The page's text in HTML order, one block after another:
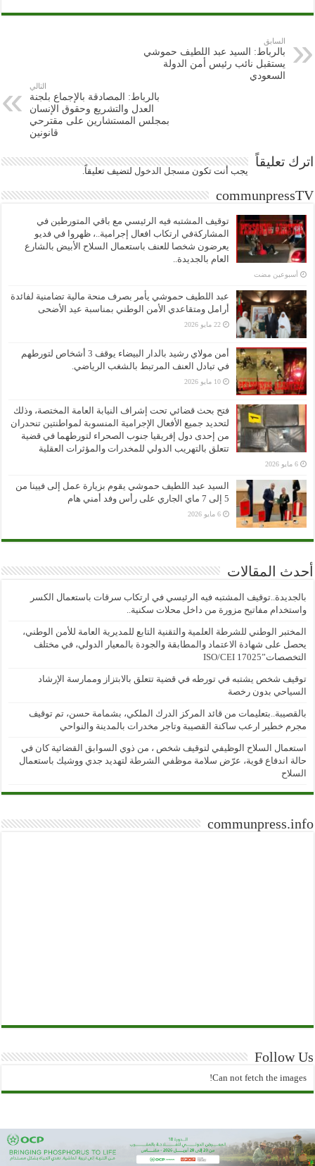
السابق
بالرباط: السيد عبد اللطيف حموشي
يستقبل نائب رئيس أمن الدولة
السعودي
التالي
بالرباط: المصادقة بالإجماع بلجنة
العدل والتشريع وحقوق الإنسان
بمجلس المستشارين على مقترحي
قانونين
اترك تعليقاً
يجب أنت تكون مسجل الدخول لتضيف تعليقاً.
communpressTV
توقيف المشتبه فيه الرئيسي مع باقي المتورطين في
المشاركةفي ارتكاب افعال إجرامية..، ظهروا في فديو
يعرضون شخصا للعنف باستعمال السلاح الأبيض بالشارع
العام بالجديدة..
‏أسبوعين مضت
عبد اللطيف حموشي يأمر بصرف منحة مالية تضامنية لفائدة
أرامل ومتقاعدي الأمن الوطني بمناسبة عيد الأضحى
22 مايو 2026
أمن مولاي رشيد بالدار البيضاء يوقف 3 أشخاص لتورطهم
في تبادل العنف المرتبط بالشغب الرياضي.
10 مايو 2026
فتح بحث قضائي تحت إشراف النيابة العامة المختصة، وذلك
لتحديد جميع الأفعال الإجرامية المنسوبة لمواطنتين تنحدران
من إحدى دول إفريقيا جنوب الصحراء لتورطهما في قضية
تتعلق بالتهريب الدولي للمخدرات والمؤثرات العقلية
6 مايو 2026
السيد عبد اللطيف حموشي يقوم بزيارة عمل إلى فيينا من
5 إلى 7 ماي الجاري على رأس وفد أمني هام
6 مايو 2026
أحدث المقالات
بالجديدة..توقيف المشتبه فيه الرئيسي في ارتكاب سرقات باستعمال الكسر
واستخدام مفاتيح مزورة من داخل محلات سكنية..
المختبر الوطني للشرطة العلمية والتقنية التابع للمديرية العامة للأمن الوطني،
يحصل على شهادة الاعتماد والمطابقة والجودة بالمعيار الدولي، في مختلف
التخصصات”ISO/CEI 17025
توقيف شخص يشتبه في تورطه في قضية تتعلق بالابتزاز وممارسة الإرشاد
السياحي بدون رخصة
بالقصيبة..بتعليمات من قائد المركز الدرك الملكي، بشمامة حسن، تم توقيف
مجرم خطير ارعب ساكنة القصيبة وتاجر مخدرات بالمدينة والنواحي
استعمال السلاح الوظيفي لتوقيف شخص ، من ذوي السوابق القضائية كان في
حالة اندفاع قوية، عرّض سلامة موظفي الشرطة لتهديد جدي ووشيك باستعمال
السلاح
communpress.info
Follow Us
Can not fetch the images!